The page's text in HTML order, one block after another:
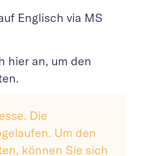
Englisch via MS
hier an, um den
Die
Um den
können Sie sich